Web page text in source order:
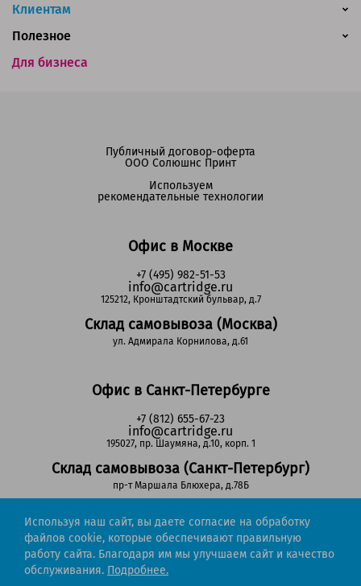
Клиентам
Для бизнеса
Полезное
Офис в Москве
+7 (495) 982-51-53
info@cartridge.ru
125212, Кронштадтский бульвар, д.7
Склад самовывоза (Москва)
ул. Адмирала Корнилова, д.61
Офис в Санкт-Петербурге
+7 (812) 655-67-23
info@cartridge.ru
195027, пр. Шаумяна, д.10, корп. 1
Склад самовывоза (Санкт-Петербург)
пр-т Маршала Блюхера, д.78Б
Регионы РФ
8-800-302-51-53
(звонок бесплатный)
Публичный договор-оферта
ООО Солюшнс Принт
Используем
рекомендательные технологии
Используя наш сайт, вы даете согласие на обработку
файлов cookie, которые обеспечивают правильную
работу сайта. Благодаря им мы улучшаем сайт и качество
обслуживания. Подробнее.